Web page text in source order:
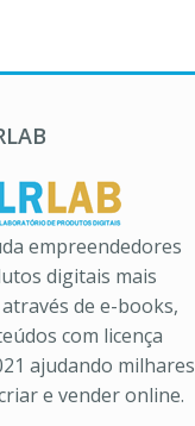
empreendedores
digitais mais
de e-books,
com licença
ajudando milhares
e vender online.